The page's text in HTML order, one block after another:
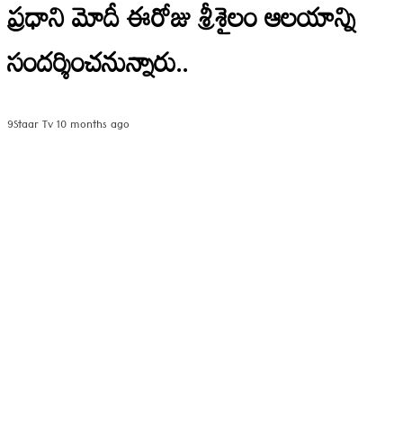
ప్రధాని మోదీ ఈరోజు శ్రీశైలం ఆలయాన్ని
సందర్శించనున్నారు..
9Staar Tv10 months ago